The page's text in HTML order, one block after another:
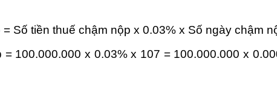
Số tiền thuế chậm nộp x 0.03% x Số ngày chậm
= 100.000.000 x 0.03% x 107 = 100.000.000 x